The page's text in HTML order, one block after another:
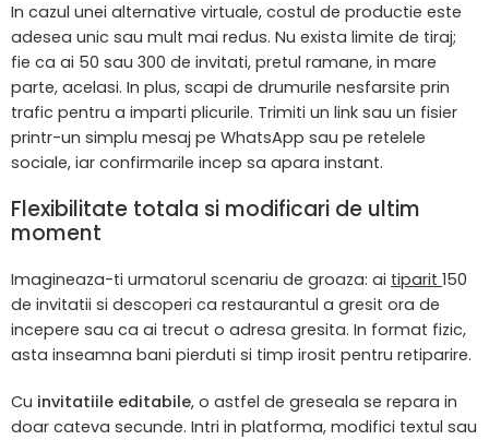
In cazul unei alternative virtuale, costul de productie este
adesea unic sau mult mai redus. Nu exista limite de tiraj;
fie ca ai 50 sau 300 de invitati, pretul ramane, in mare
parte, acelasi. In plus, scapi de drumurile nesfarsite prin
trafic pentru a imparti plicurile. Trimiti un link sau un fisier
printr-un simplu mesaj pe WhatsApp sau pe retelele
sociale, iar confirmarile incep sa apara instant.
Flexibilitate totala si modificari de ultim
moment
Imagineaza-ti urmatorul scenariu de groaza: ai tiparit 150
de invitatii si descoperi ca restaurantul a gresit ora de
incepere sau ca ai trecut o adresa gresita. In format fizic,
asta inseamna bani pierduti si timp irosit pentru retiparire.
Cu invitatiile editabile, o astfel de greseala se repara in
doar cateva secunde. Intri in platforma, modifici textul sau